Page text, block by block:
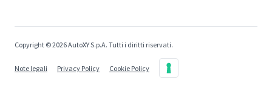
Copyright © 2026 AutoXY S.p.A. Tutti i diritti riservati.
Note legali Privacy Policy Cookie Policy